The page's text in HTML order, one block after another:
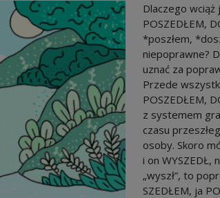
Dlaczego wciąż
POSZEDŁEM,
*poszłem,
niepoprawne?
uznać za
Przede
POSZEDŁEM,
z systemem
czasu
osoby. Skoro
i on WYSZEDŁ,
„wyszł”, to
SZEDŁEM, ja